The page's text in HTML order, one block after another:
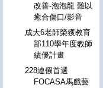
改善-泡泡龍 難以
癒合傷口/影音
成大6老師榮獲教育
部110學年度教師
績優計畫
228連假首選
FOCASA馬戲藝